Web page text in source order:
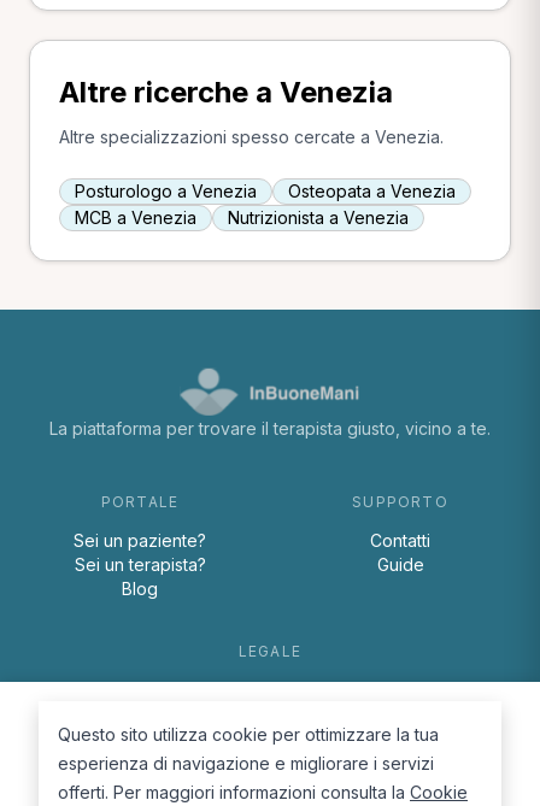
Altre ricerche a Venezia
Altre specializzazioni spesso cercate a Venezia.
Posturologo a Venezia
Osteopata a Venezia
MCB a Venezia
Nutrizionista a Venezia
La piattaforma per trovare il terapista giusto, vicino a te.
PORTALE
Sei un paziente?
Sei un terapista?
Blog
SUPPORTO
Contatti
Guide
LEGALE
Cookie Policy
Questo sito utilizza cookie per ottimizzare la tua
esperienza di navigazione e migliorare i servizi
offerti. Per maggiori informazioni consulta la Cookie